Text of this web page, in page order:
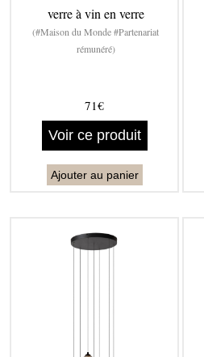
verre à vin en verre
(#Maison du Monde #Partenariat
rémunéré)
71€
Voir ce produit
Ajouter au panier